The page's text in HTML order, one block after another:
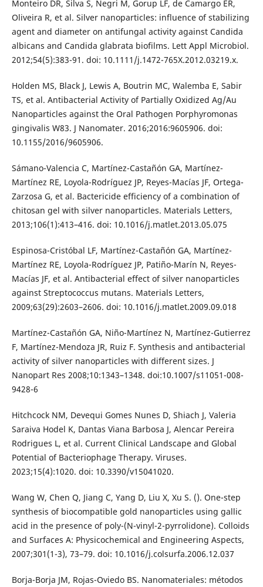
Monteiro DR, Silva S, Negri M, Gorup LF, de Camargo ER,
Oliveira R, et al. Silver nanoparticles: influence of stabilizing
agent and diameter on antifungal activity against Candida
albicans and Candida glabrata biofilms. Lett Appl Microbiol.
2012;54(5):383-91. doi: 10.1111/j.1472-765X.2012.03219.x.
Holden MS, Black J, Lewis A, Boutrin MC, Walemba E, Sabir
TS, et al. Antibacterial Activity of Partially Oxidized Ag/Au
Nanoparticles against the Oral Pathogen Porphyromonas
gingivalis W83. J Nanomater. 2016;2016:9605906. doi:
10.1155/2016/9605906.
Sámano-Valencia C, Martínez-Castañón GA, Martínez-
Martínez RE, Loyola-Rodríguez JP, Reyes-Macías JF, Ortega-
Zarzosa G, et al. Bactericide efficiency of a combination of
chitosan gel with silver nanoparticles. Materials Letters,
2013;106(1):413–416. doi: 10.1016/j.matlet.2013.05.075
Espinosa-Cristóbal LF, Martínez-Castañón GA, Martínez-
Martínez RE, Loyola-Rodríguez JP, Patiño-Marín N, Reyes-
Macías JF, et al. Antibacterial effect of silver nanoparticles
against Streptococcus mutans. Materials Letters,
2009;63(29):2603–2606. doi: 10.1016/j.matlet.2009.09.018
Martínez-Castañón GA, Niño-Martínez N, Martínez-Gutierrez
F, Martínez-Mendoza JR, Ruiz F. Synthesis and antibacterial
activity of silver nanoparticles with different sizes. J
Nanopart Res 2008;10:1343–1348. doi:10.1007/s11051-008-
9428-6
Hitchcock NM, Devequi Gomes Nunes D, Shiach J, Valeria
Saraiva Hodel K, Dantas Viana Barbosa J, Alencar Pereira
Rodrigues L, et al. Current Clinical Landscape and Global
Potential of Bacteriophage Therapy. Viruses.
2023;15(4):1020. doi: 10.3390/v15041020.
Wang W, Chen Q, Jiang C, Yang D, Liu X, Xu S. (). One-step
synthesis of biocompatible gold nanoparticles using gallic
acid in the presence of poly-(N-vinyl-2-pyrrolidone). Colloids
and Surfaces A: Physicochemical and Engineering Aspects,
2007;301(1-3), 73–79. doi: 10.1016/j.colsurfa.2006.12.037
Borja-Borja JM, Rojas-Oviedo BS. Nanomateriales: métodos